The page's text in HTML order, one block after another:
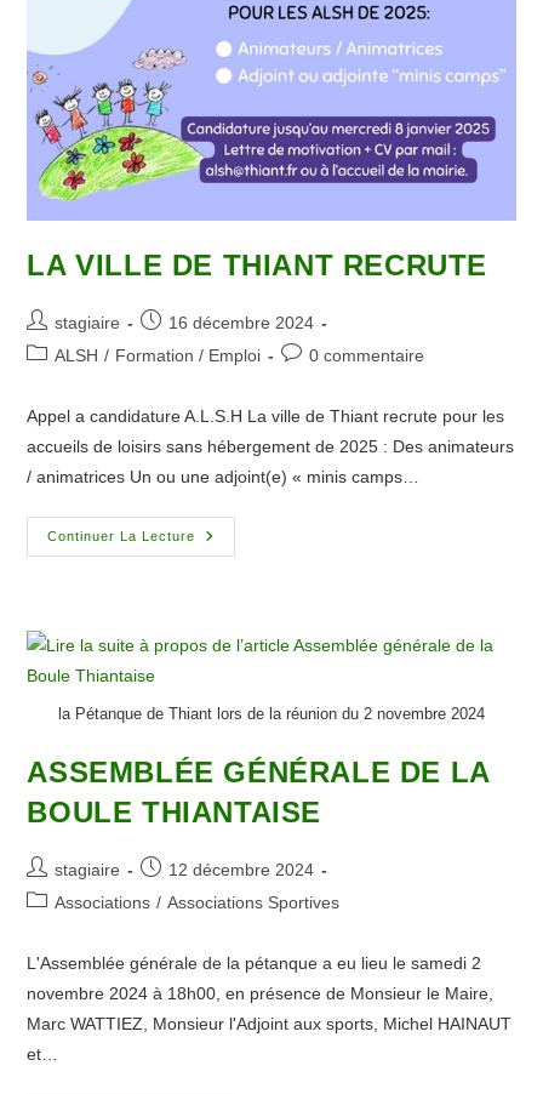
LA VILLE DE THIANT RECRUTE
Auteur/autrice
de
stagiaire
Publication
publiée :
16 décembre 2024
PostALSH / Formation / Emploi
Commentaires
0 commentaire
Appel a candidature A.L.S.H La ville de Thiant recrute pour les
accueils de loisirs sans hébergement de 2025 : Des animateurs
/ animatrices Un ou une adjoint(e) « minis camps…
Continuer La Lecture
La
Ville
la Pétanque de Thiant lors de la réunion du 2 novembre 2024
ASSEMBLÉE GÉNÉRALE DE LA
BOULE THIANTAISE
Auteur/autrice
de
stagiaire
Publication
publiée :
12 décembre 2024
PostAssociations / Associations Sportives
L'Assemblée générale de la pétanque a eu lieu le samedi 2
novembre 2024 à 18h00, en présence de Monsieur le Maire,
Marc WATTIEZ, Monsieur l'Adjoint aux sports, Michel HAINAUT
et…